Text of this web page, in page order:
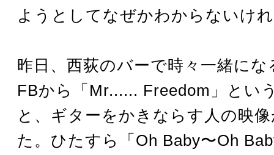
ようとしてなぜかわからないけ
昨日、西荻のバーで時々一緒に
FBから「Mr...... Freedom」とい
と、ギターをかきならす人の映
た。ひたすら「Oh Baby〜Oh